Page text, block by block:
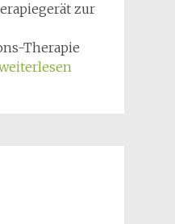
zur
Therapie